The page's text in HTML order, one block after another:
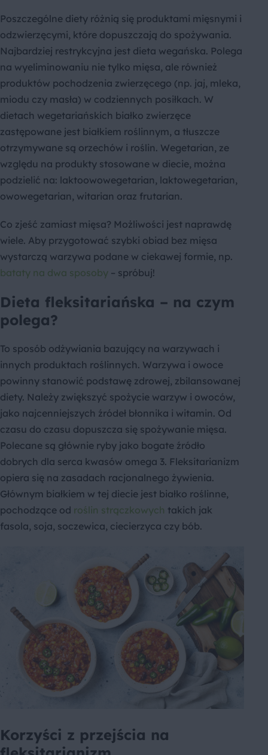
Poszczególne diety różnią się produktami mięsnymi i
odzwierzęcymi, które dopuszczają do spożywania.
Najbardziej restrykcyjna jest dieta wegańska. Polega
na wyeliminowaniu nie tylko mięsa, ale również
produktów pochodzenia zwierzęcego (np. jaj, mleka,
miodu czy masła) w codziennych posiłkach. W
dietach wegetariańskich białko zwierzęce
zastępowane jest białkiem roślinnym, a tłuszcze
otrzymywane są orzechów i roślin. Wegetarian, ze
względu na produkty stosowane w diecie, można
podzielić na: laktoowowegetarian, laktowegetarian,
owowegetarian, witarian oraz frutarian.
Co zjeść zamiast mięsa? Możliwości jest naprawdę
wiele. Aby przygotować szybki obiad bez mięsa
wystarczą warzywa podane w ciekawej formie, np.
bataty na dwa sposoby – spróbuj!
Dieta fleksitariańska – na czym
polega?
To sposób odżywiania bazujący na warzywach i
innych produktach roślinnych. Warzywa i owoce
powinny stanowić podstawę zdrowej, zbilansowanej
diety. Należy zwiększyć spożycie warzyw i owoców,
jako najcenniejszych źródeł błonnika i witamin. Od
czasu do czasu dopuszcza się spożywanie mięsa.
Polecane są głównie ryby jako bogate źródło
dobrych dla serca kwasów omega 3. Fleksitarianizm
opiera się na zasadach racjonalnego żywienia.
Głównym białkiem w tej diecie jest białko roślinne,
pochodzące od roślin strączkowych takich jak
fasola, soja, soczewica, ciecierzyca czy bób.
Korzyści z przejścia na